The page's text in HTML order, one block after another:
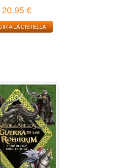
20,95 €
A LA CISTELLA